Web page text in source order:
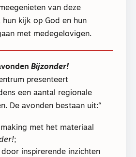
van deze
hun kijk op God en hun
met medegelovigen.
Bijzonder!
presenteert
een aantal regionale
De avonden bestaan uit:
met het materiaal
;
inspirerende inzichten